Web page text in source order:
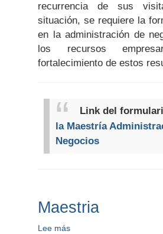
recurrencia de sus
situación, se requiere la
en la administración de
los recursos
fortalecimiento de estos
Link del
la Maestría
Negocios
Maestria
Lee más